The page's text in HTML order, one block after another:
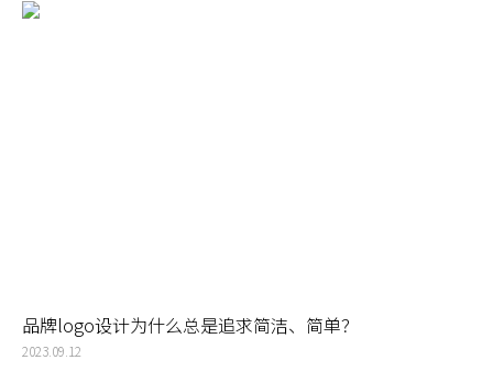
品牌logo设计为什么总是追求简洁、简单？
2023.09.12